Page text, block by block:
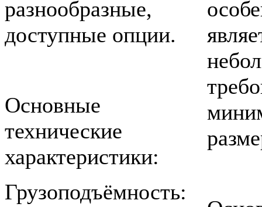
разнообразные,
доступные опции.
Основные
технические
характеристики:
Грузоподъёмность: